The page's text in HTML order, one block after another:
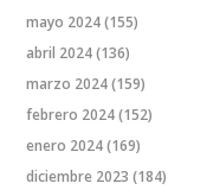
mayo 2024(155)
abril 2024(136)
marzo 2024(159)
febrero 2024(152)
enero 2024(169)
diciembre 2023 (184)